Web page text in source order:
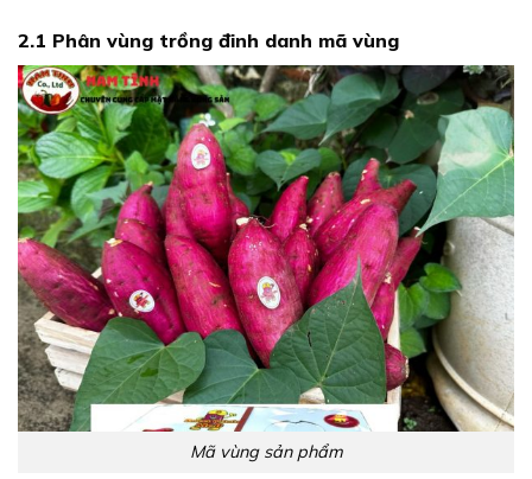
2.1 Phân vùng trồng đinh danh mã vùng
Mã vùng sản phẩm